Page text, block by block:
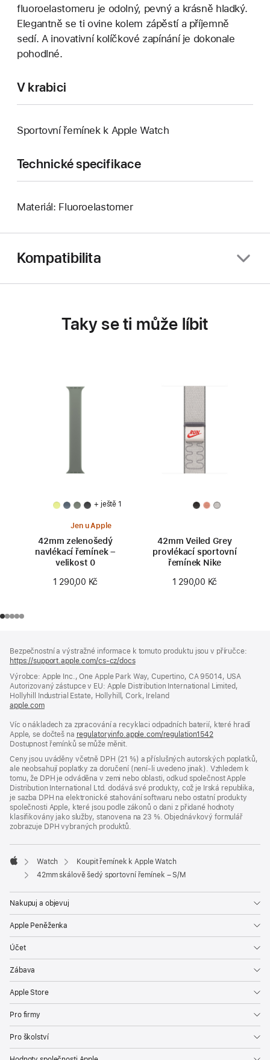
fluoroelastomeru je odolný, pevný a krásně hladký.
Elegantně se ti ovine kolem zápěstí a příjemně
sedí. A inovativní kolíčkové zapínání je dokonale
pohodlné.
V krabici
Sportovní řemínek k Apple Watch
Technické specifikace
Materiál: Fluoroelastomer
Kompatibilita
Taky se ti může líbit
+ ještě 1
Jen u Apple
42mm zelenošedý
navlékací řemínek –
velikost 0
1 290,00 Kč
42mm Veiled Grey
provlékací sportovní
řemínek Nike
1 290,00 Kč
Bezpečnostní a výstražné informace k tomuto produktu jsou v příručce:
https://support.apple.com/cs-cz/docs(otevře
v novém
okně)
Výrobce: Apple Inc., One Apple Park Way, Cupertino, CA 95014, USA
Autorizovaný zástupce v EU: Apple Distribution International Limited,
Hollyhill Industrial Estate, Hollyhill, Cork, Ireland
apple.com(otevře
v novém
okně)
Víc o nákladech za zpracování a recyklaci odpadních baterií, které hradí
Apple, se dočteš na regulatoryinfo.apple.com/regulation1542(otevře
v novém
okně)
Dostupnost řemínků se může měnit.
Ceny jsou uváděny včetně DPH (21 %) a příslušných autorských poplatků,
ale neobsahují poplatky za doručení (není-li uvedeno jinak). Vzhledem k
tomu, že DPH je odváděna v zemi nebo oblasti, odkud společnost Apple
Distribution International Ltd. dodává své produkty, což je Irská republika,
je sazba DPH na elektronické stahování softwaru nebo ostatní produkty
společnosti Apple, které jsou podle zákonů o dani z přidané hodnoty
klasifikovány jako služby, stanovena na 23 %. Objednávkový formulář
zobrazuje DPH vybraných produktů.
Apple
Watch
Koupit řemínek k Apple Watch
42mm skálově šedý sportovní řemínek – S/M
Nakupuj a objevuj
Apple Peněženka
Účet
Zábava
Apple Store
Pro firmy
Pro školství